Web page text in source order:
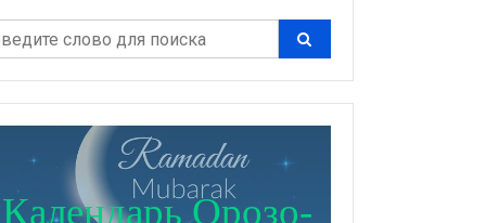
Календарь Орозо-